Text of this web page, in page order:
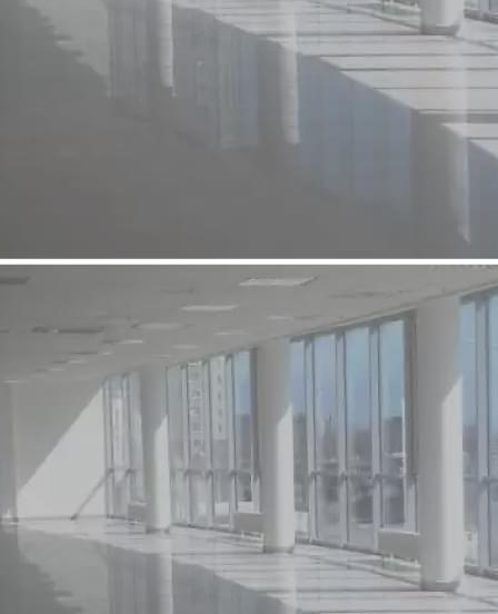
78389 - Г. НОВОКУЗНЕЦК,
КИРОВА 82
Кемеровская обл
Получить контакты
-Помещение 135 метров квадратных, но можем сдать часть (65
метров квадратных) -Находится на 1 этаже, окна со всех
сторон, свободный отдельный вход с первой линии
центральной улицы, возможен общий вход с соседним
арендатором (тамбур). -Электрическая мощность 20кВт, 2
отдельные мокрые точки(раковины) и 2 отво...
1176 (+1)